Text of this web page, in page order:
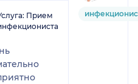
Прием